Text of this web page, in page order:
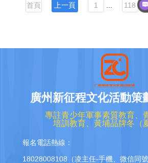
首頁 上一頁 1 118
廣州新征程文化活動策
專註青少年軍事素質教育、
培訓教育、黃埔品牌冬（
報名電話熱線：
18028008108（凌主任-手機、微信同號